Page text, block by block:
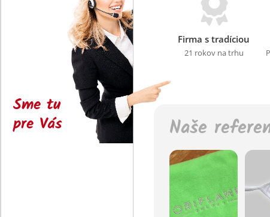
Sme tu
pre Vás
Firma s tradíciou
21 rokov na trhu
Naše